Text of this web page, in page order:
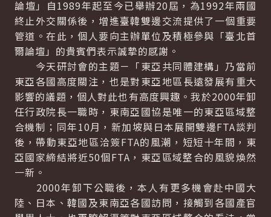
論壇」自1989年起至今已舉辦20屆，為1992年兩國
終止外交關係後，增進臺韓雙邊交流提供了一個重要
管道。在此，個人要向主辦單位及積極參與「臺北首
爾論壇」的貴賓們表示誠摯的感謝。
今天研討會的主題－「東亞共同體建構」乃當前
東亞各國高度關注，也是對東亞地區長遠發展有重大
影響的議題，個人對此也有高度興趣。我於2000年卸
任行政院長一職時，東南亞國協是唯一的東亞區域整
合機制；同年10月，新加坡與日本展開雙邊FTA談判
後，帶動東亞地區洽簽FTA的風潮，短短十年間，東
亞國家締結將近50個FTA，東亞區域整合的風貌煥然
一新。
2000年卸下公職後，本人有更多機會赴中國大
陸、日本、韓國及東南亞各國訪問，接觸到各國產官